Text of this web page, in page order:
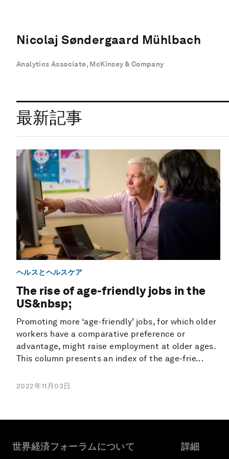
Nicolaj Søndergaard Mühlbach
Analytics Associate, McKinsey & Company
最新記事
ヘルスとヘルスケア
The rise of age-friendly jobs in the
US&nbsp;
Promoting more ‘age-friendly’ jobs, for which older
workers have a comparative preference or
advantage, might raise employment at older ages.
This column presents an index of the age-frie...
2022年11月03日
世界経済フォーラムについて 詳細